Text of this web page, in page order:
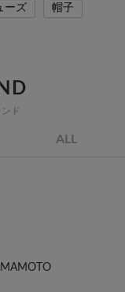
ーズ
帽子
ド
ALL